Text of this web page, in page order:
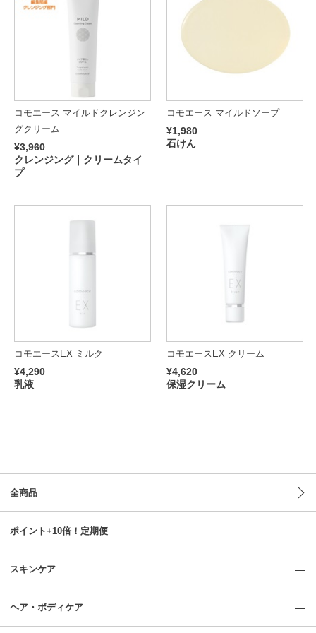
コモエース マイルドクレンジン
グクリーム
¥3,960
クレンジング｜クリームタイ
プ
コモエース マイルドソープ
¥1,980
石けん
コモエースEX ミルク
¥4,290
乳液
コモエースEX クリーム
¥4,620
保湿クリーム
全商品
ポイント+10倍！定期便
スキンケア
ヘア・ボディケア